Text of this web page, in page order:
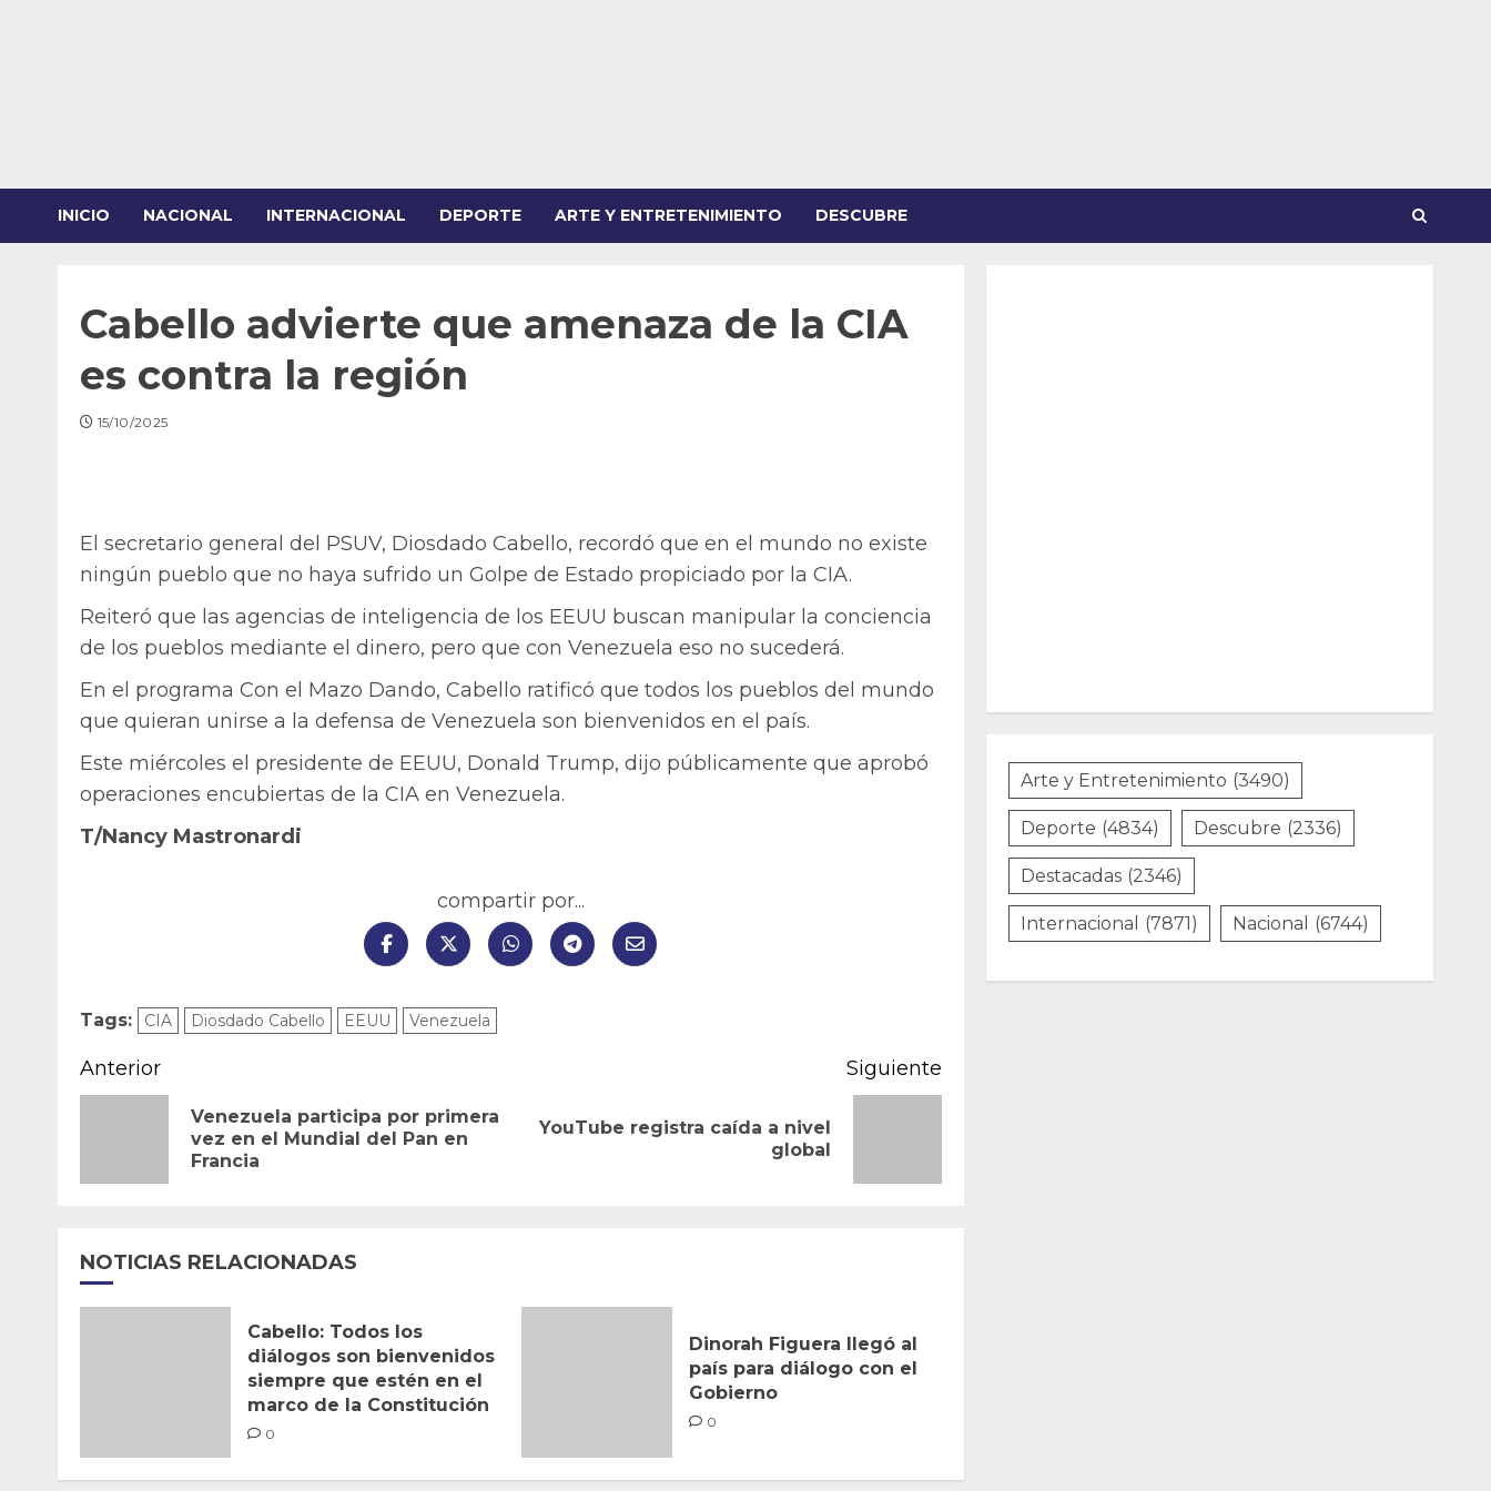
INICIO NACIONAL INTERNACIONAL DEPORTE ARTE Y ENTRETENIMIENTO DESCUBRE
Cabello advierte que amenaza de la CIA
es contra la región
15/10/2025
El secretario general del PSUV, Diosdado Cabello, recordó que en el mundo no existe
ningún pueblo que no haya sufrido un Golpe de Estado propiciado por la CIA.
Reiteró que las agencias de inteligencia de los EEUU buscan manipular la conciencia
de los pueblos mediante el dinero, pero que con Venezuela eso no sucederá.
En el programa Con el Mazo Dando, Cabello ratificó que todos los pueblos del mundo
que quieran unirse a la defensa de Venezuela son bienvenidos en el país.
Este miércoles el presidente de EEUU, Donald Trump, dijo públicamente que aprobó
operaciones encubiertas de la CIA en Venezuela.
T/Nancy Mastronardi
compartir por...
Tags: CIA Diosdado Cabello EEUU Venezuela
Navegación
entradas
Anterior
Entrada
Venezuela participa por primera
vez en el Mundial del Pan en
Francia
Siguiente
Siguiente
YouTube registra caída a nivel
global
NOTICIAS RELACIONADAS
Cabello: Todos los
diálogos son bienvenidos
siempre que estén en el
marco de la Constitución
0
Dinorah Figuera llegó al
país para diálogo con el
Gobierno
0
Arte y Entretenimiento (3490)
Deporte (4834) Descubre (2336)
Destacadas (2346)
Internacional (7871) Nacional (6744)